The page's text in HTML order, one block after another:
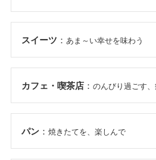
スイーツ ： あま～い幸せを味わう
カフェ・喫茶店： のんびり過ごす
パン： 焼きたてを、楽しんで